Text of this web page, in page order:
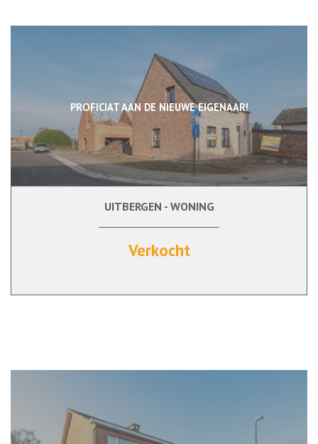
PROFICIAT AAN DE NIEUWE EIGENAAR!
150 m² 3
UITBERGEN - WONING
Verkocht